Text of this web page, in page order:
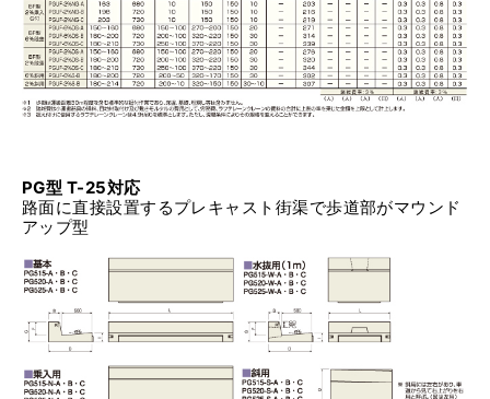
PG型 T-25対応
路面に直接設置するプレキャスト街渠で歩道部がマウンド
アップ型